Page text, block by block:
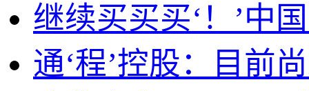
继续买买买‘！’中
通‘程’控股：目前